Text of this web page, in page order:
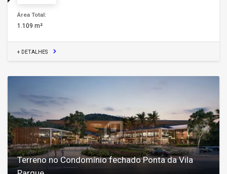
Área Total:
1.109 m²
+ DETALHES
Terreno no Condomínio fechado Ponta da Vila